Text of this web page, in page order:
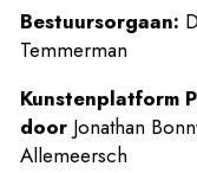
Bestuursorgaan:
Temmerman
Kunstenplatform
door Jonathan
Allemeersch